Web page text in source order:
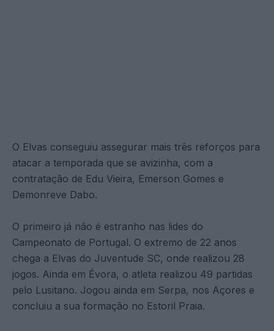
O Elvas conseguiu assegurar mais três reforços para
atacar a temporada que se avizinha, com a
contratação de Edu Vieira, Emerson Gomes e
Demonreve Dabo.
O primeiro já não é estranho nas lides do
Campeonato de Portugal. O extremo de 22 anos
chega a Elvas do Juventude SC, onde realizou 28
jogos. Ainda em Évora, o atleta realizou 49 partidas
pelo Lusitano. Jogou ainda em Serpa, nos Açores e
concluiu a sua formação no Estoril Praia.